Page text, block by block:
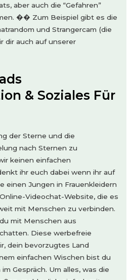
aber auch die “Gefahren”
�� Zum Beispiel gibt es die
und Strangercam (die
dir auch auf unserer
& Soziales Für
der Sterne und die
nach Sternen zu
keinen einfachen
ihr euch dabei wenn ihr auf
einen Jungen in Frauenkleidern
Videochat-Website, die es
mit Menschen zu verbinden.
mit Menschen aus
Diese werbefreie
dein bevorzugtes Land
einfachen Wischen bist du
Gespräch. Um alles, was die